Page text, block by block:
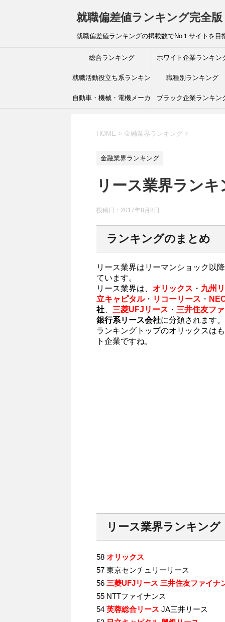
就職偏差値ランキング完全版
就職偏差値ランキングの掲載数でNo１サイトを目
総合ランキング ホワイト企業ランキン
就職活動役立ち系ランキン
グ
職種別ランキング
自動車・機械・電機メーカ ブラック企業ランキン
HOME > 金融業界ランキング >
金融業界ランキング
リース業界ランキ
投稿日： 2017年8月8日
ランキングのまとめ
リース業界はリーマンショック以
ています。
リース業界は、 オリックス ・ 九州
立キャピタル・ リコーリース ・
社
三菱UFJリース ・ 三井住友フ
銀行系リース会社に分類されます。
ランキングトップのオリックスは
ト企業ですね。
リース業界ランキング
58 オリックス
57 東京センチュリーリース
56 三菱UFJリース 三井住友ファイナ
55 NTTファイナンス
54 芙蓉総合リース JA三井リース